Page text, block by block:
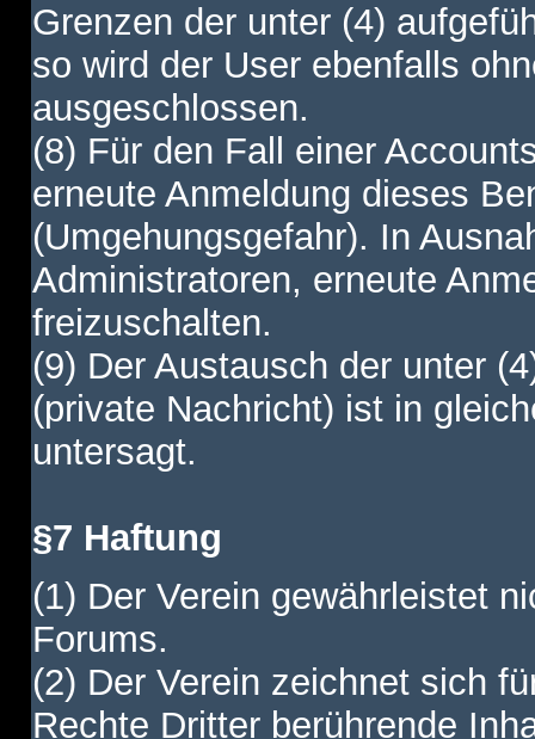
Grenzen der unter (4)
so wird der User ebenfalls
ausgeschlossen.
(8) Für den Fall einer
erneute Anmeldung dieses
(Umgehungsgefahr). In
Administratoren, erneute
freizuschalten.
(9) Der Austausch der unter
(private Nachricht) ist in
untersagt.
§7 Haftung
(1) Der Verein gewährleistet
Forums.
(2) Der Verein zeichnet sich
Rechte Dritter berührende